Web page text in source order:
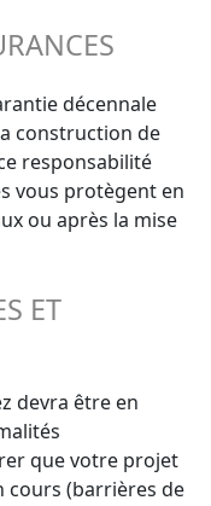
décennale
construction de
responsabilité
vous protègent en
ou après la mise
ET
devra être en
que votre projet
cours (barrières de